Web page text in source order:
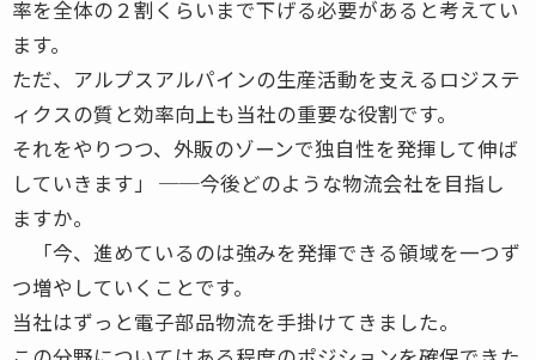
率を全体の２割くらいまで下げる必要があると考えてい
ます。
ただ、アルプスアルパインの生産活動を支えるロジステ
ィクスの質と効率向上も当社の重要な役割です。
それをやりつつ、外販のゾーンで独自性を発揮して伸ば
していきます」 ──今後どのような物流会社を目指し
ますか。
「今、進めているのは強みを発揮できる領域を一つず
つ増やしていくことです。
当社はずっと電子部品物流を手掛けてきました。